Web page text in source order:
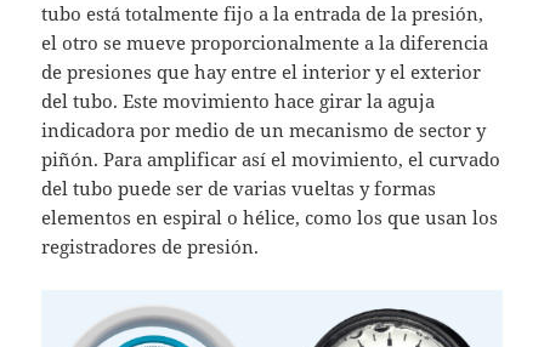
tubo está totalmente fijo a la entrada de la presión,
el otro se mueve proporcionalmente a la diferencia
de presiones que hay entre el interior y el exterior
del tubo. Este movimiento hace girar la aguja
indicadora por medio de un mecanismo de sector y
piñón. Para amplificar así el movimiento, el curvado
del tubo puede ser de varias vueltas y formas
elementos en espiral o hélice, como los que usan los
registradores de presión.